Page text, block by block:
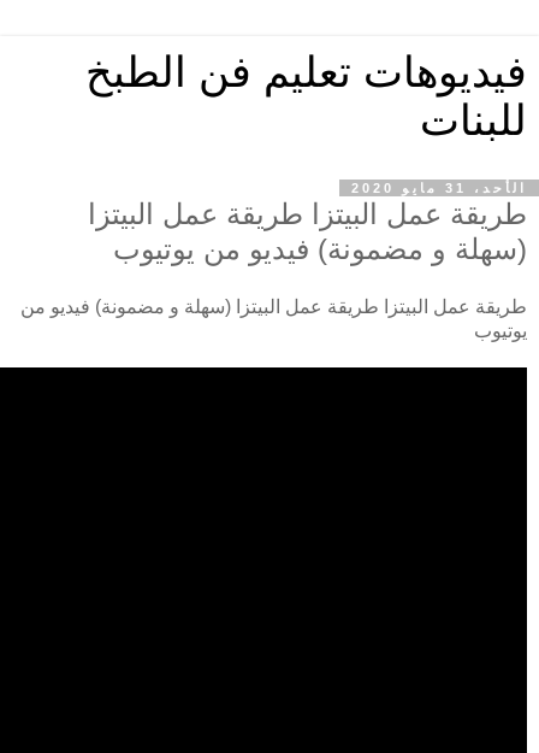
فيديوهات تعليم فن الطبخ
للبنات
الأحد، 31 مايو 2020
طريقة عمل البيتزا طريقة عمل البيتزا
(سهلة و مضمونة) فيديو من يوتيوب
طريقة عمل البيتزا طريقة عمل البيتزا (سهلة و مضمونة) فيديو من
يوتيوب